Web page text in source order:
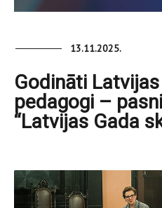
13.11.2025.
Godināti
pedagogi –
“Latvijas Gada